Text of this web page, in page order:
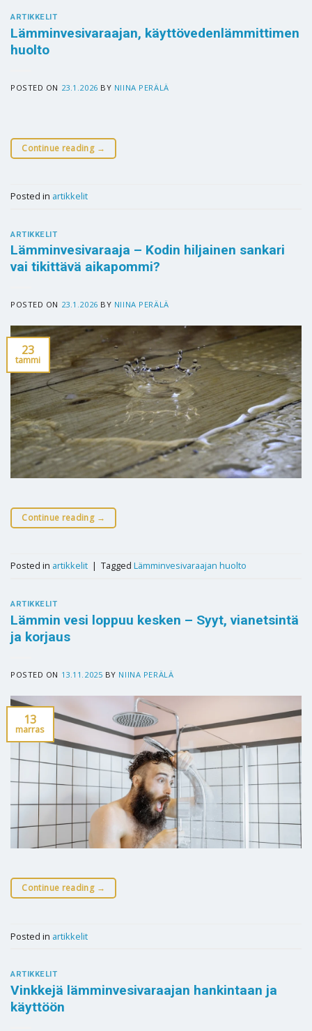
ARTIKKELIT
Lämminvesivaraajan, käyttövedenlämmittimen
huolto
POSTED ON 23.1.2026 BY NIINA PERÄLÄ
Continue reading →
Posted in artikkelit
ARTIKKELIT
Lämminvesivaraaja – Kodin hiljainen sankari
vai tikittävä aikapommi?
POSTED ON 23.1.2026 BY NIINA PERÄLÄ
23
tammi
Continue reading →
Posted in artikkelit | Tagged Lämminvesivaraajan huolto
ARTIKKELIT
Lämmin vesi loppuu kesken – Syyt, vianetsintä
ja korjaus
POSTED ON 13.11.2025 BY NIINA PERÄLÄ
13
marras
Continue reading →
Posted in artikkelit
ARTIKKELIT
Vinkkejä lämminvesivaraajan hankintaan ja
käyttöön